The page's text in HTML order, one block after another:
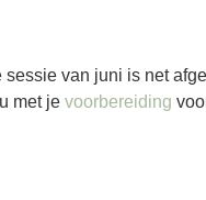
van juni is net
met je voorbereiding